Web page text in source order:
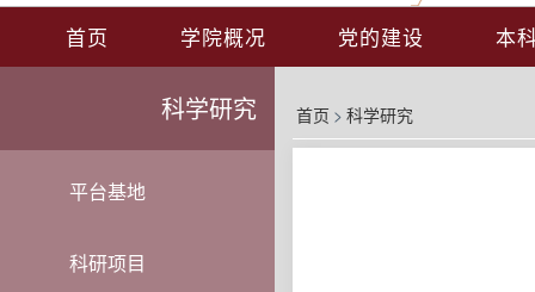
首页 学院概况 党的建设 本
科学研究
平台基地
科研项目
首页 > 科学研究